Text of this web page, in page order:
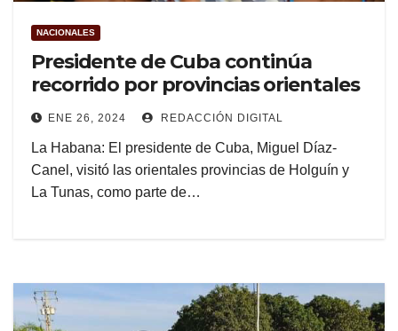
NACIONALES
Presidente de Cuba continúa
recorrido por provincias orientales
ENE 26, 2024 REDACCIÓN DIGITAL
La Habana: El presidente de Cuba, Miguel Díaz-
Canel, visitó las orientales provincias de Holguín y
La Tunas, como parte de…